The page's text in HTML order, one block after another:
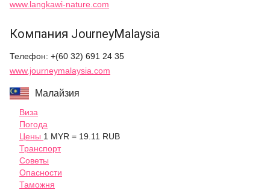
www.langkawi-nature.com
Компания JourneyMalaysia
Телефон: +(60 32) 691 24 35
www.journeymalaysia.com
Малайзия
Виза
Погода
Цены 1 MYR = 19.11 RUB
Транспорт
Советы
Опасности
Таможня